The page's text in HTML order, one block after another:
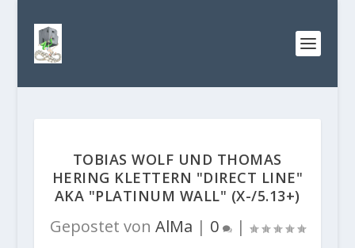
TOBIAS WOLF UND THOMAS
HERING KLETTERN "DIRECT LINE"
AKA "PLATINUM WALL" (X-/5.13+)
Gepostet von AlMa | 0 |